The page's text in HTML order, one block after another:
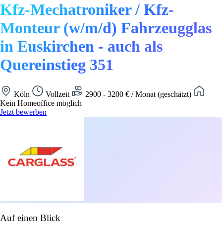
Kfz-Mechatroniker / Kfz-
Monteur (w/m/d) Fahrzeugglas
in Euskirchen - auch als
Quereinstieg 351
Köln Vollzeit
2900 - 3200 € / Monat (geschätzt)
Kein Homeoffice möglich
Jetzt bewerben
Auf einen Blick